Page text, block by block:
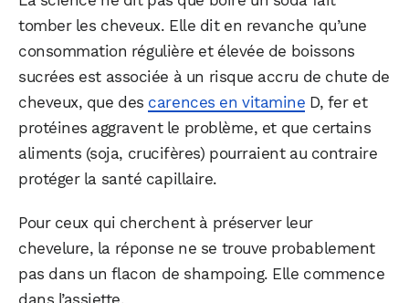
tomber les cheveux. Elle dit en revanche qu’une
consommation régulière et élevée de boissons
sucrées est associée à un risque accru de chute de
cheveux, que des carences en vitamine D, fer et
protéines aggravent le problème, et que certains
aliments (soja, crucifères) pourraient au contraire
protéger la santé capillaire.
Pour ceux qui cherchent à préserver leur
chevelure, la réponse ne se trouve probablement
pas dans un flacon de shampoing. Elle commence
dans l’assiette.